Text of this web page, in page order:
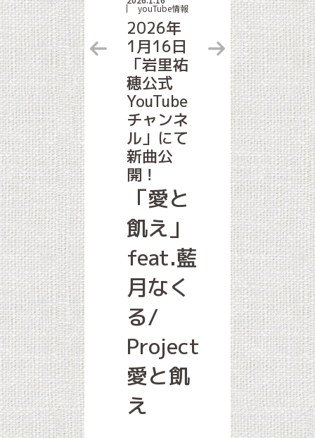
youTube情報
2026年
1月16日
「岩里祐
穂公式
YouTube
チャンネ
ル」にて
新曲公
開！
「愛と
飢え」
feat.藍
月なく
る/
Project
愛と飢
え